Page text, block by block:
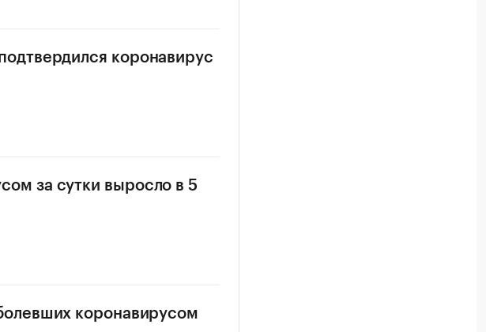
коронавирус
за сутки выросло в 5
коронавирусом